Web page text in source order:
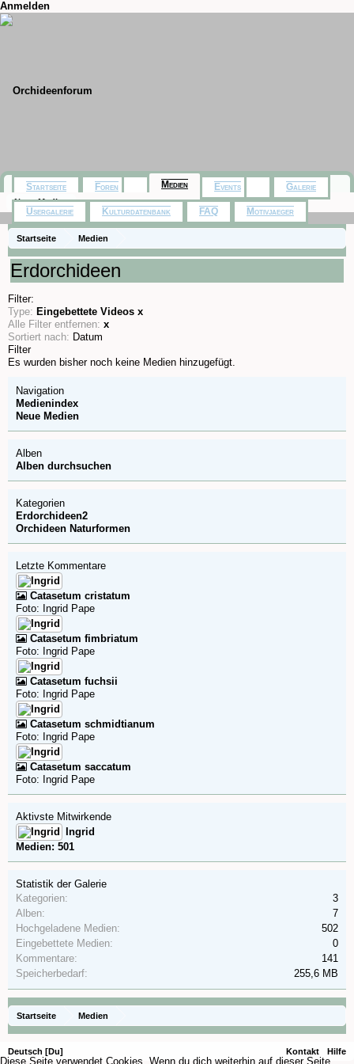
Anmelden
Startseite Medien
Erdorchideen
Filter:
Type: Eingebettete Videos x
Alle Filter entfernen: x
Sortiert nach: Datum
Filter
Es wurden bisher noch keine Medien hinzugefügt.
Navigation
Medienindex
Neue Medien
Alben
Alben durchsuchen
Kategorien
Erdorchideen2
Orchideen Naturformen
Letzte Kommentare
Catasetum cristatum
Foto: Ingrid Pape
Catasetum fimbriatum
Foto: Ingrid Pape
Catasetum fuchsii
Foto: Ingrid Pape
Catasetum schmidtianum
Foto: Ingrid Pape
Catasetum saccatum
Foto: Ingrid Pape
Aktivste Mitwirkende
Ingrid
Medien: 501
Statistik der Galerie
Kategorien:
3
Alben:
7
Hochgeladene Medien:
502
Eingebettete Medien:
0
Kommentare:
141
Speicherbedarf:
255,6 MB
Startseite Medien
Startseite Foren Medien
Neue Medien
Events Galerie
Usergalerie Kulturdatenbank FAQ Motivjaeger
Deutsch [Du] Kontakt Hilfe
Diese Seite verwendet Cookies. Wenn du dich weiterhin auf dieser Seite